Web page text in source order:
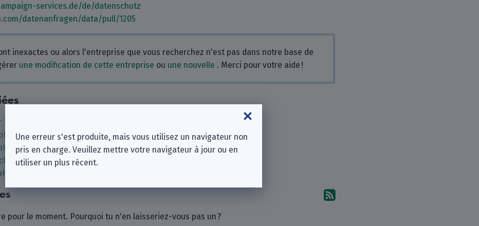
services.de/de/datenschutz
datenanfragen/data/pull/1205
inexactes ou alors l'entreprise que vous recherchez n'est pas dans notre base de
une modification de cette entreprise ou une nouvelle . Merci pour votre aide !
Agency GmbH
GmbH
Abonnez-vous aux
pour le moment. Pourquoi tu n'en laisseriez-vous pas un ?
Une erreur s'est produite, mais vous utilisez un navigateur non
pris en charge. Veuillez mettre votre navigateur à jour ou en
utiliser un plus récent.